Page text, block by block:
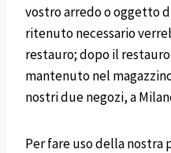
vostro arredo o oggetto
ritenuto necessario
restauro; dopo il
mantenuto nel
nostri due negozi, a
Per fare uso della nostra